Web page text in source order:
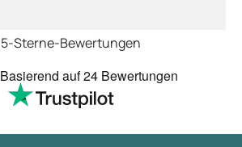
Sterne-Bewertungen
Basierend auf24 Bewertungen